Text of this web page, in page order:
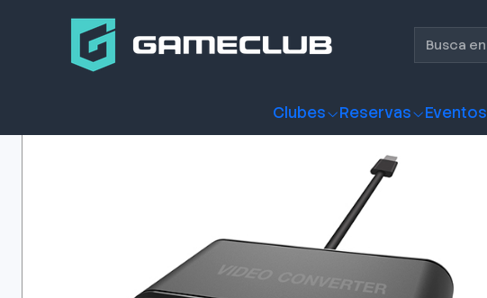
Clubes Reservas Eventos
Productos